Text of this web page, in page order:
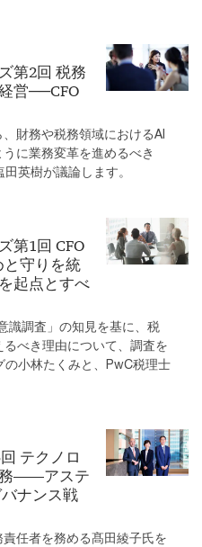
第2回 税務
営──CFO
財務や税務領域におけるAI
に業務変革を進めるべき
英樹が議論します。
第1回 CFO
守りを統
起点とすべ
識調査」の知見を基に、税
べき理由について、調査を
の小林たくみと、PwC税理士
テクノロ
務――アステ
ナンス戦
任者を務める髙田綾子氏を